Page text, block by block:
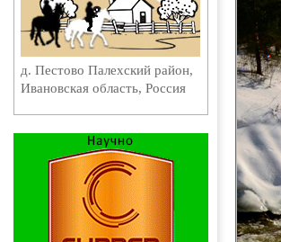
д. Пестово Палехский район,
Ивановская область, Россия